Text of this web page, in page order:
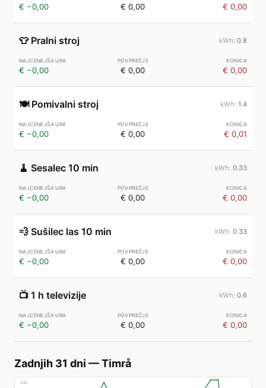
€ −0,00 € 0,00 € 0,00
👕 Pralni stroj 0.8
€ −0,00 € 0,00 € 0,00
🍽️ Pomivalni stroj 1.4
€ −0,00 € 0,00 € 0,01
🧹 Sesalec 10 min 0.33
€ −0,00 € 0,00 € 0,00
💨 Sušilec las 10 min 0.33
€ −0,00 € 0,00 € 0,00
📺 1 h televizije 0.6
€ −0,00 € 0,00 € 0,00
Zadnjih 31 dni —Timrå
€26